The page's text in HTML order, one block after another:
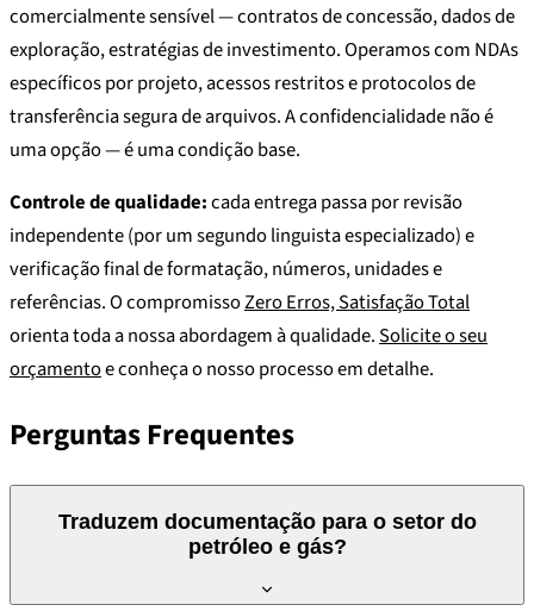
comercialmente sensível — contratos de concessão, dados de
exploração, estratégias de investimento. Operamos com NDAs
específicos por projeto, acessos restritos e protocolos de
transferência segura de arquivos. A confidencialidade não é
uma opção — é uma condição base.
Controle de qualidade:cada entrega passa por revisão
independente (por um segundo linguista especializado) e
verificação final de formatação, números, unidades e
referências. O compromissoZero Erros, Satisfação Total
orienta toda a nossa abordagem à qualidade.Solicite o seu
orçamentoe conheça o nosso processo em detalhe.
Perguntas Frequentes
Traduzem documentação para o setor do
petróleo e gás?